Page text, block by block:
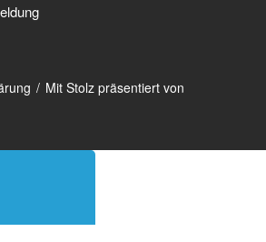
Mit Stolz präsentiert von